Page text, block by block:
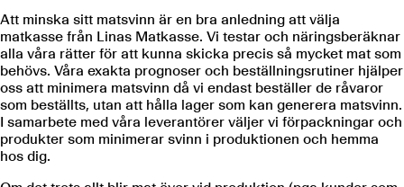
Att minska sitt matsvinn är en bra anledning att välja
matkasse från Linas Matkasse. Vi testar och näringsberäknar
alla våra rätter för att kunna skicka precis så mycket mat som
behövs. Våra exakta prognoser och beställningsrutiner hjälper
oss att minimera matsvinn då vi endast beställer de råvaror
som beställts, utan att hålla lager som kan generera matsvinn.
I samarbete med våra leverantörer väljer vi förpackningar och
produkter som minimerar svinn i produktionen och hemma
hos dig.